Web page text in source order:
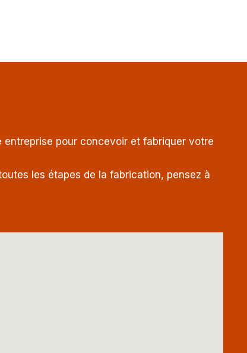
entreprise pour concevoir et fabriquer votre
les étapes de la fabrication, pensez à